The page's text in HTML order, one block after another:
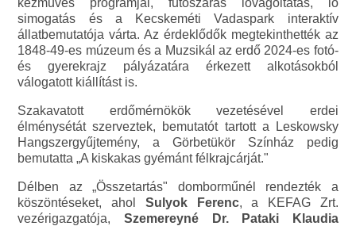
simogatás és a Kecskeméti Vadaspark interaktív
állatbemutatója várta. Az érdeklődők megtekinthették az
1848-49-es múzeum és a Muzsikál az erdő 2024-es fotó-
és gyerekrajz pályázatára érkezett alkotásokból
válogatott kiállítást is.
Szakavatott erdőmérnökök vezetésével erdei
élménysétát szerveztek, bemutatót tartott a Leskowsky
Hangszergyűjtemény, a Görbetükör Színház pedig
bemutatta „A kiskakas gyémánt félkrajcárját."
Délben az „Összetartás" domborműnél rendezték a
köszöntéseket, ahol Sulyok Ferenc, a KEFAG Zrt.
vezérigazgatója, Szemereyné Dr. Pataki Klaudia